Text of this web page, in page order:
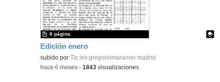
Edición enero
Contenido educativo.
subido porTic ies gregoriomaranon madrid
0 página
-hace 6 meses -1843 visualizaciones